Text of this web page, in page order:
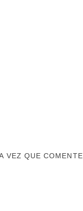
VEZ QUE COMENTE.